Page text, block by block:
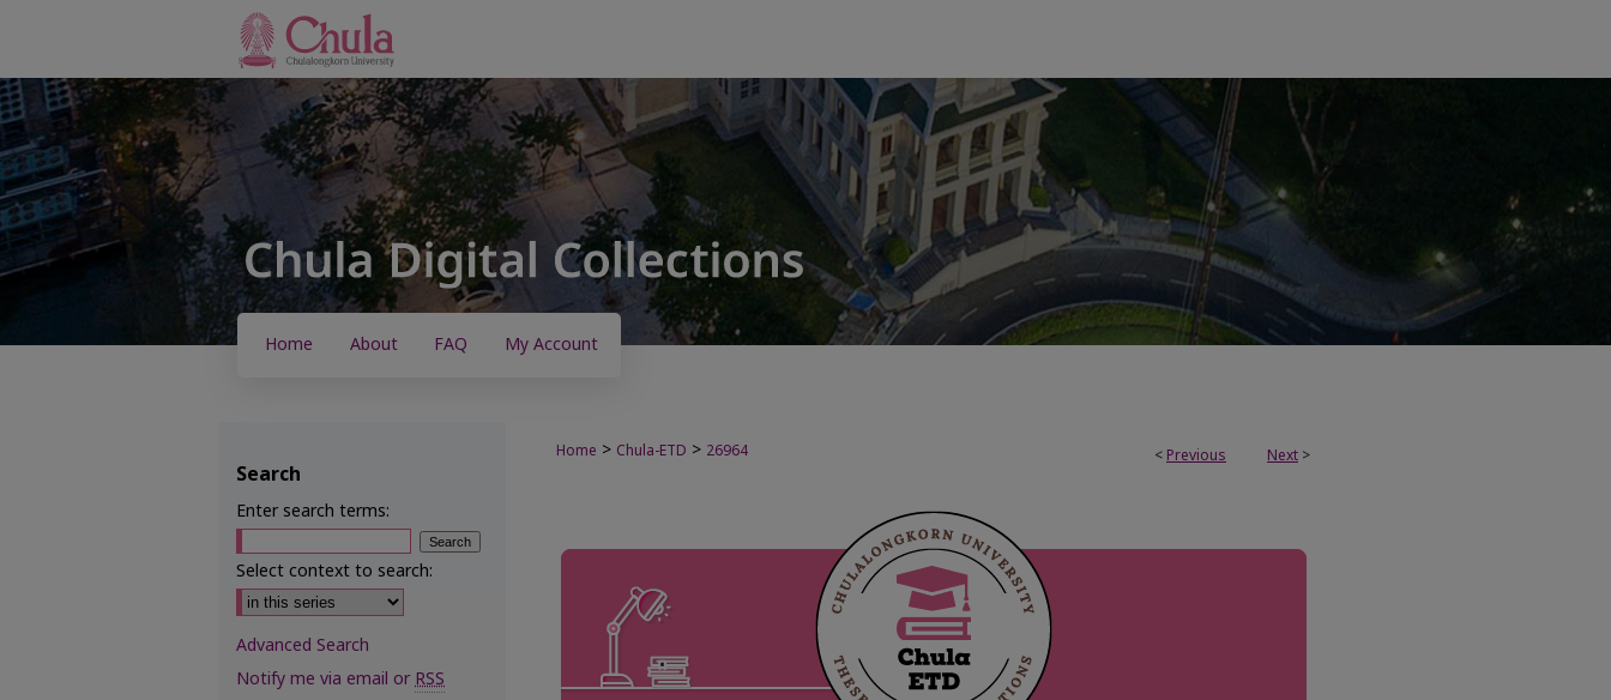
Home About FAQ My Account
< Previous Next >
Home > Chula-ETD > 26964
Search
Enter search terms:
Select context to search:
Advanced Search
Notify me via email or RSS